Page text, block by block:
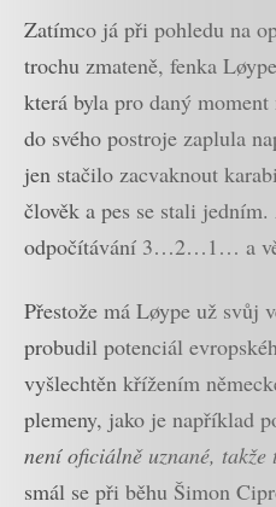
Zatímco já při pohledu na
trochu zmateně, fenka
která byla pro daný
do svého postroje zaplula
jen stačilo zacvaknout
člověk a pes se stali
odpočítávání 3…2…1… a
Přestože má Løype už svůj
probudil potenciál
vyšlechtěn křížením
plemeny, jako je například
není oficiálně uznané,
smál se při běhu Šimon